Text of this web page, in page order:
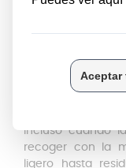
aire de salida.
Succión
Integral
incluso cuando
recoger con la
ligero hasta